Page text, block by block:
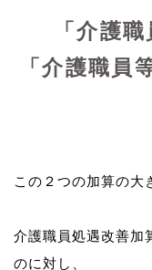
「介護
「介護職員
この２つの加算の大
介護職員処遇改善加